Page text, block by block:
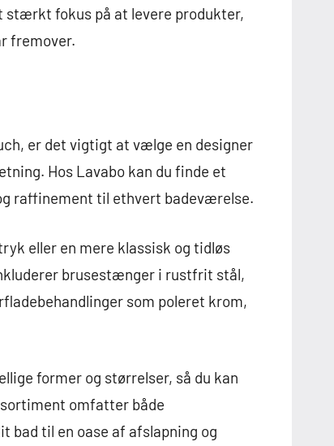
stærkt fokus på at levere produkter,
fremover.
er det vigtigt at vælge en designer
Hos Lavabo kan du finde et
raffinement til ethvert badeværelse.
eller en mere klassisk og tidløs
brusestænger i rustfrit stål,
som poleret krom,
former og størrelser, så du kan
omfatter både
til en oase af afslapning og